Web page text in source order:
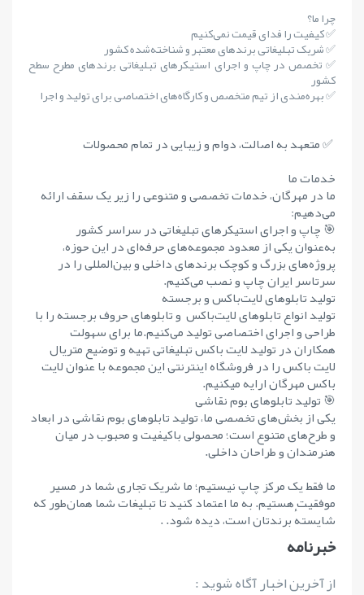
چرا ما؟
✅ کیفیت را فدای قیمت نمی‌کنیم
✅ شریک تبلیغاتی برندهای معتبر و شناخته‌شده کشور
✅ تخصص در چاپ و اجرای استیکرهای تبلیغاتی برندهای مطرح سطح
کشور
✅ بهره‌مندی از تیم متخصص و کارگاه‌های اختصاصی برای تولید و اجرا
✅ متعهد به اصالت، دوام و زیبایی در تمام محصولات
خدمات ما
ما در مهرگان، خدمات تخصصی و متنوعی را زیر یک سقف ارائه
می‌دهیم:
🎯 چاپ و اجرای استیکرهای تبلیغاتی در سراسر کشور
به‌عنوان یکی از معدود مجموعه‌های حرفه‌ای در این حوزه،
پروژه‌های بزرگ و کوچک برندهای داخلی و بین‌المللی را در
سرتاسر ایران چاپ و نصب می‌کنیم.
تولید تابلوهای لایت‌باکس و برجسته
تولید انواع تابلوهای لایت‌باکس و تابلوهای حروف برجسته را با
طراحی و اجرای اختصاصی تولید می‌کنیم.ما برای سهولت
همکاران در تولید لایت باکس تبلیغاتی تهیه و توضیع متریال
لایت باکس را در فروشگاه اینترنتی این مجموعه با عنوان لایت
باکس مهرگان ارایه میکنیم.
🎯 تولید تابلوهای بوم نقاشی
یکی از بخش‌های تخصصی ما، تولید تابلوهای بوم نقاشی در ابعاد
و طرح‌های متنوع است؛ محصولی باکیفیت و محبوب در میان
هنرمندان و طراحان داخلی.
ما فقط یک مرکز چاپ نیستیم؛ ما شریک تجاری شما در مسیر
موفقیت هستیم. به ما اعتماد کنید تا تبلیغات شما همان‌طور که
شایستهٔ برندتان است، دیده شود. .
خبرنامه
از آخرین اخبار آگاه شوید :